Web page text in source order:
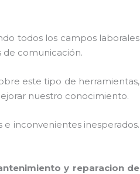
todos los campos laborales
de comunicación.
este tipo de herramientas,
nuestro conocimiento.
inconvenientes inesperados.
y reparacion de